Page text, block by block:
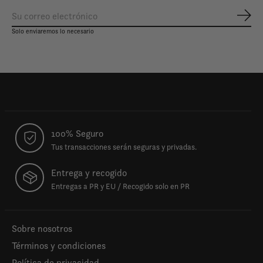
Solo enviaremos lo necesario
100% Seguro
Tus transacciones serán seguras y privadas.
Entrega y recogido
Entregas a PR y EU / Recogido solo en PR
Sobre nosotros
Términos y condiciones